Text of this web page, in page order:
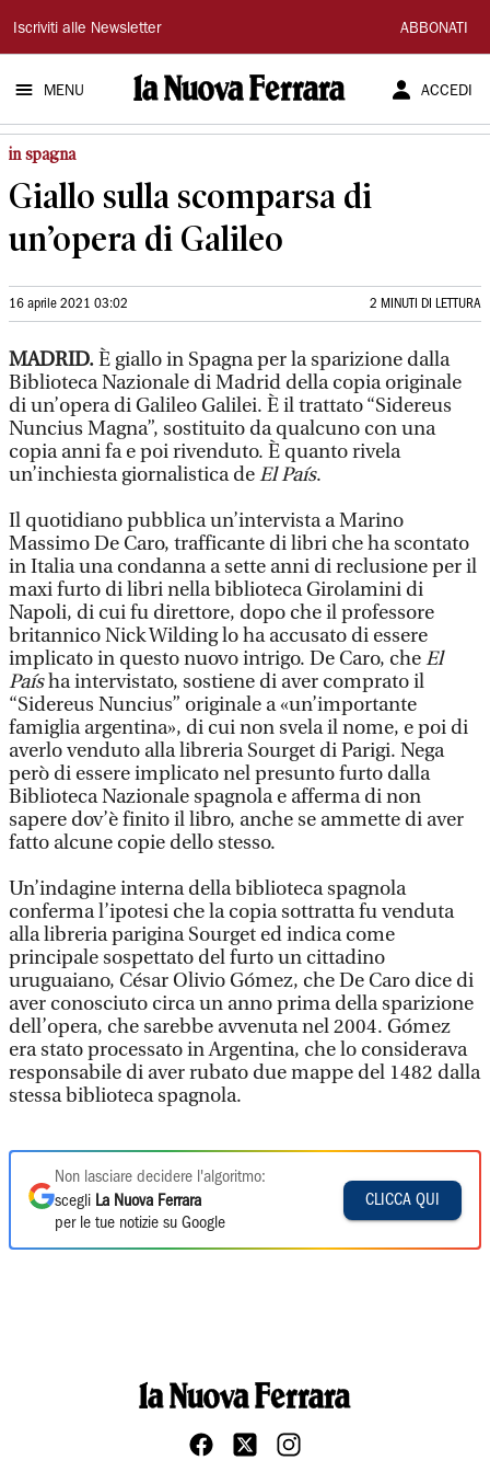
La
Nuova
Ferrara
Iscriviti alle Newsletter ABBONATI
MENU ACCEDI
in spagna
Giallo sulla scomparsa di
un’opera di Galileo
16 aprile 2021 03:02 2 MINUTI DI LETTURA
MADRID.È giallo in Spagna per la sparizione dalla
Biblioteca Nazionale di Madrid della copia originale
di un’opera di Galileo Galilei. È il trattato “Sidereus
Nuncius Magna”, sostituito da qualcuno con una
copia anni fa e poi rivenduto. È quanto rivela
un’inchiesta giornalistica deEl País.
Il quotidiano pubblica un’intervista a Marino
Massimo De Caro, trafficante di libri che ha scontato
in Italia una condanna a sette anni di reclusione per il
maxi furto di libri nella biblioteca Girolamini di
Napoli, di cui fu direttore, dopo che il professore
britannico Nick Wilding lo ha accusato di essere
implicato in questo nuovo intrigo. De Caro, cheEl
Paísha intervistato, sostiene di aver comprato il
“Sidereus Nuncius” originale a «un’importante
famiglia argentina», di cui non svela il nome, e poi di
averlo venduto alla libreria Sourget di Parigi. Nega
però di essere implicato nel presunto furto dalla
Biblioteca Nazionale spagnola e afferma di non
sapere dov’è finito il libro, anche se ammette di aver
fatto alcune copie dello stesso.
Un’indagine interna della biblioteca spagnola
conferma l’ipotesi che la copia sottratta fu venduta
alla libreria parigina Sourget ed indica come
principale sospettato del furto un cittadino
uruguaiano, César Olivio Gómez, che De Caro dice di
aver conosciuto circa un anno prima della sparizione
dell’opera, che sarebbe avvenuta nel 2004. Gómez
era stato processato in Argentina, che lo considerava
responsabile di aver rubato due mappe del 1482 dalla
stessa biblioteca spagnola.
Non lasciare decidere l'algoritmo:
scegli La Nuova Ferrara
per le tue notizie su Google
CLICCA QUI